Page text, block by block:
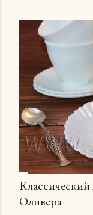
Оливера